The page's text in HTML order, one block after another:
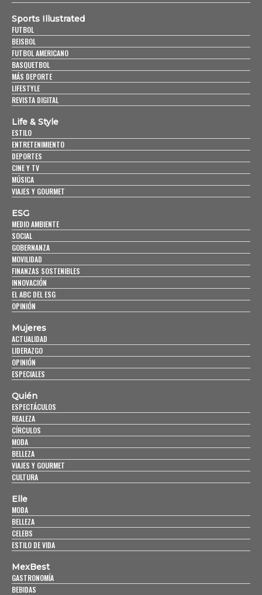
Sports Illustrated
FUTBOL
BEISBOL
FUTBOL AMERICANO
BASQUETBOL
MÁS DEPORTE
LIFESTYLE
REVISTA DIGITAL
Life & Style
ESTILO
ENTRETENIMIENTO
DEPORTES
CINE Y TV
MÚSICA
VIAJES Y GOURMET
ESG
MEDIO AMBIENTE
SOCIAL
GOBERNANZA
MOVILIDAD
FINANZAS SOSTENIBLES
INNOVACIÓN
EL ABC DEL ESG
OPINIÓN
Mujeres
ACTUALIDAD
LIDERAZGO
OPINIÓN
ESPECIALES
Quién
ESPECTÁCULOS
REALEZA
CÍRCULOS
MODA
BELLEZA
VIAJES Y GOURMET
CULTURA
Elle
MODA
BELLEZA
CELEBS
ESTILO DE VIDA
MexBest
GASTRONOMÍA
BEBIDAS